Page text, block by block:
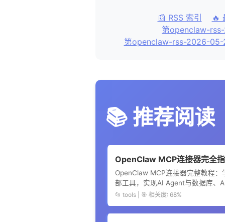
📰 RSS 索引
🔥
第openclaw-
第openclaw-rss-2026-05-
📚 推荐阅读
OpenClaw MCP连接器完全
OpenClaw MCP连接器完整教程
部工具，实现AI Agent与数据库、
📂 tools | 🎯 相关度: 68%